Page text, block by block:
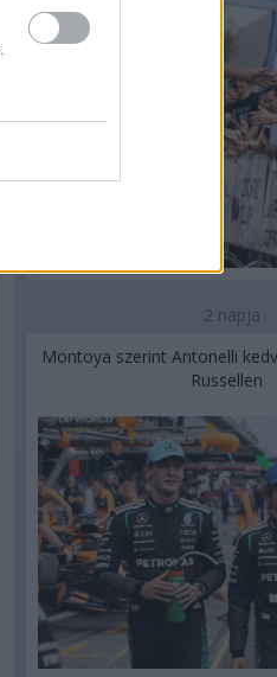
2 napja
Montoya szerint Antonelli
Russellen